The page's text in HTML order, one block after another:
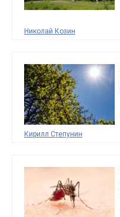
Николай Козин
Кирилл Степунин